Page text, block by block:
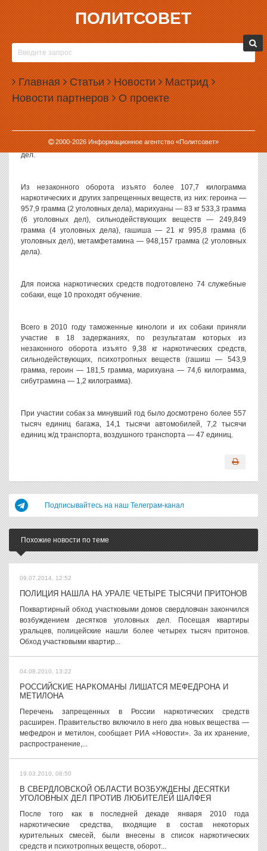
ПОЛИТСОВЕТ
Главная Статьи Новости Мастрид
Новости партнеров О проекте
2000-2026Информационное агентство «Политсовет»
20.01.2011, 08:29
ЗА ГОД СПЕЦИАЛЬНО ПОДГОТОВЛЕННЫЕ
СОБАКИ ИЗЪЯЛИ НА УРАЛЕ ПОЧТИ 10
КИЛОГРАММОВ НАРКОТИКОВ
В результате работы оперативно-розыскных подразделений
таможенных органов Уральского региона за 2010 год по фактам
контрабанды наркотических средств, психотропных веществ и их
прекурсоров, сильнодействующих средств, запрещенных к ввозу
на таможенную территорию РФ, было возбуждено 20 уголовных
дел.
Из незаконного оборота изъято более 107,7 килограмма
наркотических и других запрещенных веществ, из них: героина —
957,9 грамма (2 уголовных дела), марихуаны — 83 кг 533,3 грамма
(6 уголовных дел), сильнодействующих веществ — 249,849
грамма (4 уголовных дела), гашиша — 21 кг 995,8 грамма (6
уголовных дел), метамфетамина — 948,157 грамма (2 уголовных
дела).
Для поиска наркотических средств подготовлено 74 служебные
собаки, еще 10 проходят обучение.
Всего в 2010 году таможенные кинологи и их собаки приняли
участие в 18 задержаниях, по результатам которых из
незаконного оборота изъято 9,38 кг наркотических средств,
сильнодействующих, психотропных веществ (гашиш — 543,9
грамма, героин — 181,5 грамма, марихуана — 74,6 килограмма,
сибутрамина — 1,2 килограмма).
При участии собак за минувший год было досмотрено более 557
тысяч единиц багажа, 14,1 тысячи автомобилей, 7,2 тысячи
единиц ж/д транспорта, воздушного транспорта — 47 единиц.
Подписывайтесь на наш Телеграм-канал
Похожие новости по теме
09.07.2014, 12:52
ПОЛИЦИЯ НАШЛА НА УРАЛЕ ЧЕТЫРЕ ТЫСЯЧИ ПРИТОНОВ
Поквартирный обход участковыми домов свердловчан закончился
возбуждением десятков уголовных дел. Посещая квартиры
уральцев, полицейские нашли более четырех тысяч притонов.
Обход участковыми квартир...
04.08.2010, 13:22
РОССИЙСКИЕ НАРКОМАНЫ ЛИШАТСЯ МЕФЕДРОНА И
МЕТИЛОНА
Перечень запрещенных в России наркотических средств
расширен. Правительство включило в него два новых вещества —
мефедрон и метилон, сообщает РИА «Новости». За их хранение,
распространение,...
19.03.2010, 08:50
В СВЕРДЛОВСКОЙ ОБЛАСТИ ВОЗБУЖДЕНЫ ДЕСЯТКИ
УГОЛОВНЫХ ДЕЛ ПРОТИВ ЛЮБИТЕЛЕЙ ШАЛФЕЯ
После того как в последней декаде января 2010 года
наркотические средства, входящие в состав некоторых
курительных смесей, были внесены в список наркотических
средств и психотропных веществ, оборот...